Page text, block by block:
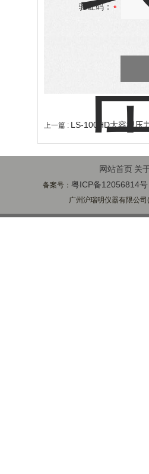
验证码：
上一篇 : LS-100HD大容积压
网站首页 关
备案号： 粤ICP备12056814号
广州沪瑞明仪器有限公